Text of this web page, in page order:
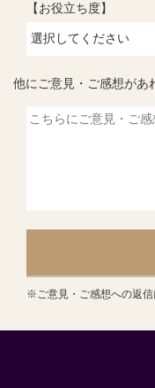
【お役立ち度】
他にご意見・ご感想があ
※ご意見・ご感想への返信